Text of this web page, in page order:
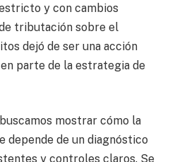
y con cambios
tributación sobre el
dejó de ser una acción
parte de la estrategia de
mostrar cómo la
depende de un diagnóstico
y controles claros. Se